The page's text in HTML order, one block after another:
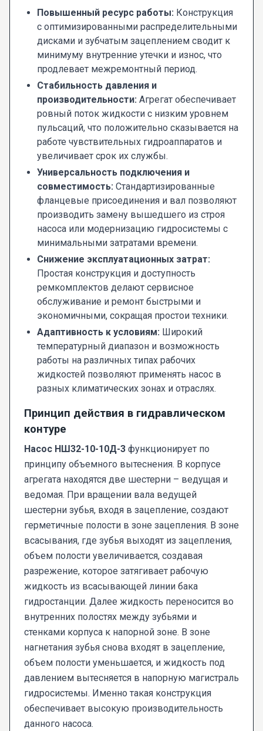
Повышенный ресурс работы: Конструкция
с оптимизированными распределительными
дисками и зубчатым зацеплением сводит к
минимуму внутренние утечки и износ, что
продлевает межремонтный период.
Стабильность давления и
производительности: Агрегат обеспечивает
ровный поток жидкости с низким уровнем
пульсаций, что положительно сказывается на
работе чувствительных гидроаппаратов и
увеличивает срок их службы.
Универсальность подключения и
совместимость: Стандартизированные
фланцевые присоединения и вал позволяют
производить замену вышедшего из строя
насоса или модернизацию гидросистемы с
минимальными затратами времени.
Снижение эксплуатационных затрат:
Простая конструкция и доступность
ремкомплектов делают сервисное
обслуживание и ремонт быстрыми и
экономичными, сокращая простои техники.
Адаптивность к условиям: Широкий
температурный диапазон и возможность
работы на различных типах рабочих
жидкостей позволяют применять насос в
разных климатических зонах и отраслях.
Принцип действия в гидравлическом
контуре
Насос НШ32-10-10Д-3 функционирует по
принципу объемного вытеснения. В корпусе
агрегата находятся две шестерни – ведущая и
ведомая. При вращении вала ведущей
шестерни зубья, входя в зацепление, создают
герметичные полости в зоне зацепления. В зоне
всасывания, где зубья выходят из зацепления,
объем полости увеличивается, создавая
разрежение, которое затягивает рабочую
жидкость из всасывающей линии бака
гидростанции. Далее жидкость переносится во
внутренних полостях между зубьями и
стенками корпуса к напорной зоне. В зоне
нагнетания зубья снова входят в зацепление,
объем полости уменьшается, и жидкость под
давлением вытесняется в напорную магистраль
гидросистемы. Именно такая конструкция
обеспечивает высокую производительность
данного насоса.